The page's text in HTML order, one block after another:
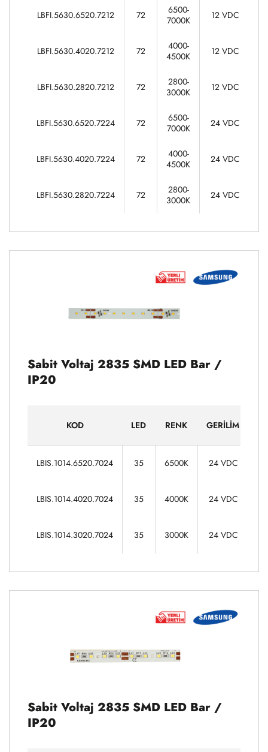
LBFI.5630.6520.7212 72
6500-
7000K
12 VDC
LBFI.5630.4020.7212 72
4000-
4500K
12 VDC
LBFI.5630.2820.7212 72
2800-
3000K
12 VDC
LBFI.5630.6520.7224 72
6500-
7000K
24 VDC
LBFI.5630.4020.7224 72
4000-
4500K
24 VDC
LBFI.5630.2820.7224 72
2800-
3000K
24 VDC
Sabit Voltaj 2835 SMD LED Bar /
IP20
KOD LED RENK GERILIM
LBIS.1014.6520.7024 35 6500K 24 VDC
LBIS.1014.4020.7024 35 4000K 24 VDC
LBIS.1014.3020.7024 35 3000K 24 VDC
Sabit Voltaj 2835 SMD LED Bar /
IP20